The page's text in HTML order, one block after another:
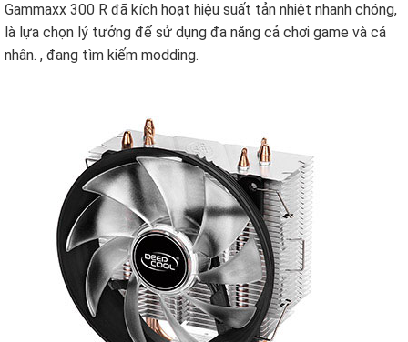
Gammaxx 300 R đã kích hoạt hiệu suất tản nhiệt nhanh chóng,
là lựa chọn lý tưởng để sử dụng đa năng cả chơi game và cá
nhân. , đang tìm kiếm modding.